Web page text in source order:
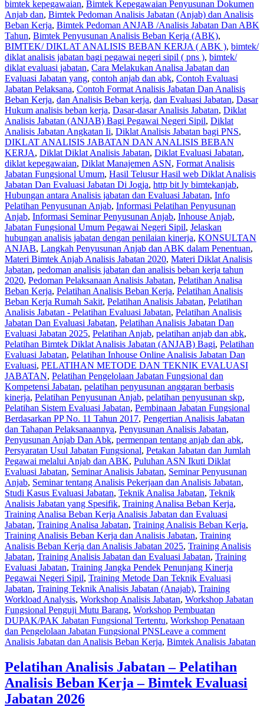
bimtek kepegawaian, Bimtek Kepegawaian Penyusunan Dokumen
Anjab dan, Bimtek Pedoman Analisis Jabatan (Anjab) dan Analisis
Beban Kerja, Bimtek Pedoman ANJAB /Analisis Jabatan Dan ABK
Tahun, Bimtek Penyusunan Analisis Beban Kerja (ABK),
BIMTEK/ DIKLAT ANALISIS BEBAN KERJA ( ABK ), bimtek/
diklat analisis jabatan bagi pegawai negeri sipil ( pns ), bimtek/
diklat evaluasi jabatan, Cara Melakukan Analisa Jabatan dan
Evaluasi Jabatan yang, contoh anjab dan abk, Contoh Evaluasi
Jabatan Pelaksana, Contoh Format Analisis Jabatan Dan Analisis
Beban Kerja, dan Analisis Beban kerja, dan Evaluasi Jabatan, Dasar
Hukum analisis beban kerja, Dasar-dasar Analisis Jabatan, Diklat
Analisis Jabatan (ANJAB) Bagi Pegawai Negeri Sipil, Diklat
Analisis Jabatan Angkatan Ii, Diklat Analisis Jabatan bagi PNS,
DIKLAT ANALISIS JABATAN DAN ANALISIS BEBAN
KERJA, Diklat Diklat Analisis Jabatan, Diklat Evaluasi Jabatan,
diklat kepegawaian, Diklat Manajemen ASN, Format Analisis
Jabatan Fungsional Umum, Hasil Telusur Hasil web Diklat Analisis
Jabatan Dan Evaluasi Jabatan Di Jogja, http bit ly bimtekanjab,
Hubungan antara Analisis jabatan dan Evaluasi Jabatan, Info
Pelatihan Penyusunan Anjab, Informasi Pelatihan Penyusunan
Anjab, Informasi Seminar Penyusunan Anjab, Inhouse Anjab,
Jabatan Fungsional Umum Pegawai Negeri Sipil, Jelaskan
hubungan analisis jabatan dengan penilaian kinerja, KONSULTAN
ANJAB, Langkah Penyusunan Anjab dan ABK dalam Penentuan,
Materi Bimtek Anjab Analisis Jabatan 2020, Materi Diklat Analisis
Jabatan, pedoman analisis jabatan dan analisis beban kerja tahun
2020, Pedoman Pelaksanaan Analisis Jabatan, Pelatihan Analisa
Beban Kerja, Pelatihan Analisis Beban Kerja, Pelatihan Analisis
Beban Kerja Rumah Sakit, Pelatihan Analisis Jabatan, Pelatihan
Analisis Jabatan - Pelatihan Evaluasi Jabatan, Pelatihan Analisis
Jabatan Dan Evaluasi Jabatan, Pelatihan Analisis Jabatan Dan
Evaluasi Jabatan 2025, Pelatihan Anjab, pelatihan anjab dan abk,
Pelatihan Bimtek Diklat Analisis Jabatan (ANJAB) Bagi, Pelatihan
Evaluasi Jabatan, Pelatihan Inhouse Online Analisis Jabatan Dan
Evaluasi, PELATIHAN METODE DAN TEKNIK EVALUASI
JABATAN, Pelatihan Pengelolaan Jabatan Fungsional dan
Kompetensi Jabatan, pelatihan penyusunan anggaran berbasis
kinerja, Pelatihan Penyusunan Anjab, pelatihan penyusunan skp,
Pelatihan Sistem Evaluasi Jabatan, Pembinaan Jabatan Fungsional
Berdasarkan PP No. 11 Tahun 2017, Pengertian Analisis Jabatan
dan Tahapan Pelaksanaannya, Penyusunan Analisis Jabatan,
Penyusunan Anjab Dan Abk, permenpan tentang anjab dan abk,
Persyaratan Usul Jabatan Fungsional, Petakan Jabatan dan Jumlah
Pegawai melalui Anjab dan ABK, Puluhan ASN Ikuti Diklat
Evaluasi Jabatan, Seminar Analisis Jabatan, Seminar Penyusunan
Anjab, Seminar tentang Analisis Pekerjaan dan Analisis Jabatan,
Studi Kasus Evaluasi Jabatan, Teknik Analisa Jabatan, Teknik
Analisis Jabatan yang Spesifik, Training Analisa Beban Kerja,
Training Analisa Beban Kerja Analisis Jabatan dan Evaluasi
Jabatan, Training Analisa Jabatan, Training Analisis Beban Kerja,
Training Analisis Beban Kerja dan Analisis Jabatan, Training
Analisis Beban Kerja dan Analisis Jabatan 2025, Training Analisis
Jabatan, Training Analisis Jabatan dan Evaluasi Jabatan, Training
Evaluasi Jabatan, Training Jangka Pendek Penunjang Kinerja
Pegawai Negeri Sipil, Training Metode Dan Teknik Evaluasi
Jabatan, Training Teknik Analisis Jabatan (Anajab), Training
Workload Analysis, Workshop Analisis Jabatan, Workshop Jabatan
Fungsional Penguji Mutu Barang, Workshop Pembuatan
DUPAK/PAK Jabatan Fungsional Tertentu, Workshop Penataan
dan Pengelolaan Jabatan Fungsional PNSLeave a comment
Analisis Jabatan dan Analisis Beban Kerja, Bimtek Analisis Jabatan
Pelatihan Analisis Jabatan – Pelatihan
Analisis Beban Kerja – Bimtek Evaluasi
Jabatan 2026